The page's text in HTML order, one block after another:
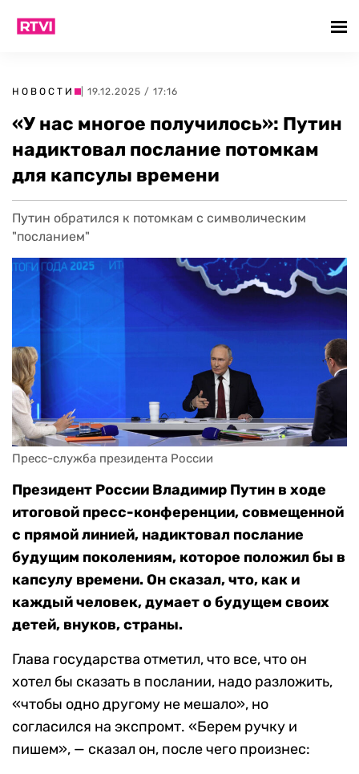
НОВОСТИ | 19.12.2025 / 17:16
«У нас многое получилось»: Путин
надиктовал послание потомкам
для капсулы времени
Путин обратился к потомкам с символическим
"посланием"
Пресс-служба президента России
Президент России Владимир Путин в ходе
итоговой пресс-конференции, совмещенной
с прямой линией, надиктовал послание
будущим поколениям, которое положил бы в
капсулу времени. Он сказал, что, как и
каждый человек, думает о будущем своих
детей, внуков, страны.
Глава государства отметил, что все, что он
хотел бы сказать в послании, надо разложить,
«чтобы одно другому не мешало», но
согласился на экспромт. «Берем ручку и
пишем», — сказал он, после чего произнес: